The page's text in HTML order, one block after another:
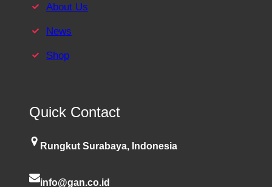
About Us
News
Shop
Quick Contact
Rungkut Surabaya, Indonesia
info@gan.co.id